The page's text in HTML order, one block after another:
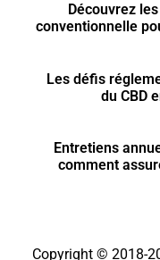
Découvrez
conventionnelle
Les défis
du CBD
Entretiens
comment
Copyright © 2018-